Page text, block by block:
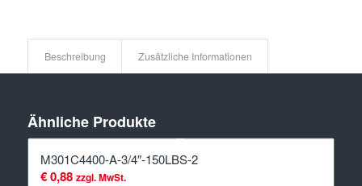
Beschreibung Zusätzliche Informationen
Ähnliche Produkte
M301C4400-A-3/4″-150LBS-2
€0,88 zzgl. MwSt.